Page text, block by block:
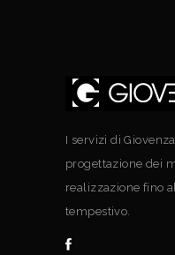
I servizi di
progettazione dei
realizzazione fino
tempestivo.